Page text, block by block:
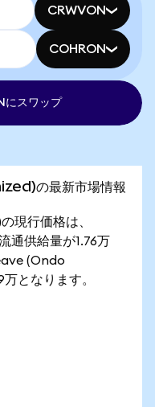
CRWVON
COHRON
にスワップ
の最新市場情報
現行価格は、
通供給量が1.76万
(Ondo
となります。